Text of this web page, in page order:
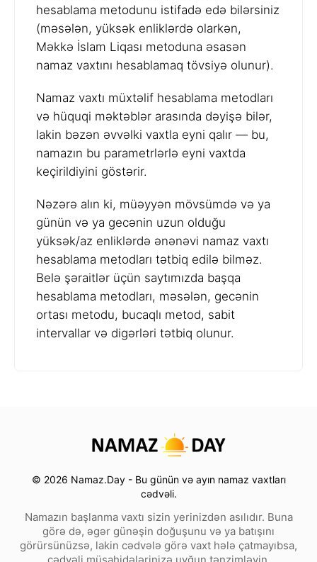
hesablama metodunu istifadə edə bilərsiniz
(məsələn, yüksək enliklərdə olarkən,
Məkkə İslam Liqası metoduna əsasən
namaz vaxtını hesablamaq tövsiyə olunur).
Namaz vaxtı müxtəlif hesablama metodları
və hüquqi məktəblər arasında dəyişə bilər,
lakin bəzən əvvəlki vaxtla eyni qalır — bu,
namazın bu parametrlərlə eyni vaxtda
keçirildiyini göstərir.
Nəzərə alın ki, müəyyən mövsümdə və ya
günün və ya gecənin uzun olduğu
yüksək/az enliklərdə ənənəvi namaz vaxtı
hesablama metodları tətbiq edilə bilməz.
Belə şəraitlər üçün saytımızda başqa
hesablama metodları, məsələn, gecənin
ortası metodu, bucaqlı metod, sabit
intervallar və digərləri tətbiq olunur.
© 2026 Namaz.Day - Bu günün və ayın namaz vaxtları
cədvəli.
Namazın başlanma vaxtı sizin yerinizdən asılıdır. Buna
görə də, əgər günəşin doğuşunu və ya batışını
görürsünüzsə, lakin cədvələ görə vaxt hələ çatmayıbsa,